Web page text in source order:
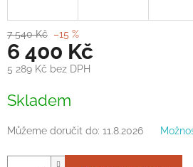
7 540 Kč –15 %
6 400 Kč
5 289 Kč bez DPH
cena:
Skladem
Můžeme doručit do: 11.8.2026